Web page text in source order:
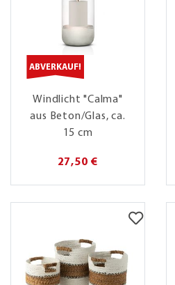
ABVERKAUF!
Windlicht "Calma"
aus Beton/Glas, ca.
15 cm
27,50 €